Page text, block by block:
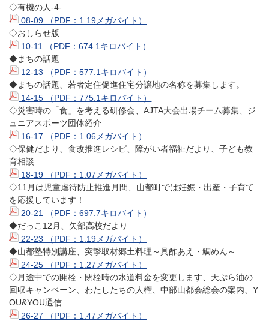
◇有機の人-4-
08-09 （PDF：1.19メガバイト）
◇おしらせ版
10-11 （PDF：674.1キロバイト）
◆まちの話題
12-13 （PDF：577.1キロバイト）
◆まちの話題、若者定住促進住宅分譲地の名称を募集します。
14-15 （PDF：775.1キロバイト）
◇災害時の「食」を考える研修会、AJTA大会出場チーム募集、ジ
ュニアスポーツ団体紹介
16-17 （PDF：1.06メガバイト）
◇保健だより、食改推進レシピ、障がい者福祉だより、子ども教
育相談
18-19 （PDF：1.07メガバイト）
◇11月は児童虐待防止推進月間、山都町では妊娠・出産・子育て
を応援しています！
20-21 （PDF：697.7キロバイト）
◆だっこ12月、矢部高校だより
22-23 （PDF：1.19メガバイト）
◆山都塾特別講座、突撃取材郷土料理～具酢あえ・鯛めん～
24-25 （PDF：1.27メガバイト）
◇月途中での開栓・閉栓時の水道料金を変更します、天ぷら油の
回収キャンペーン、わたしたちの人権、中部山都会総会の案内、Y
OU&YOU通信
26-27 （PDF：1.47メガバイト）